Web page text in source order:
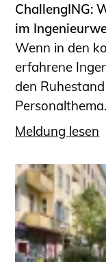
ChallengING:
im
Wenn in den
erfahrene
den
Meldung lesen